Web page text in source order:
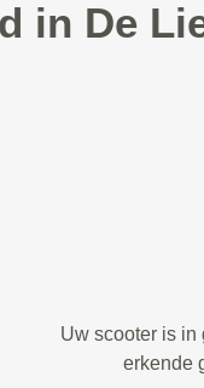
in De
Uw scooter is in
erkende